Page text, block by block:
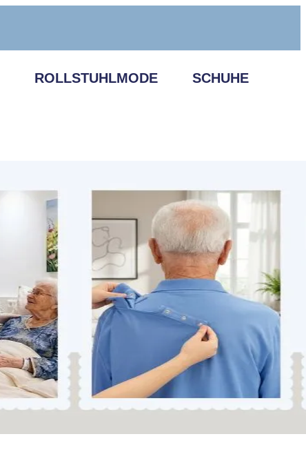
ROLLSTUHLMODE SCHUHE